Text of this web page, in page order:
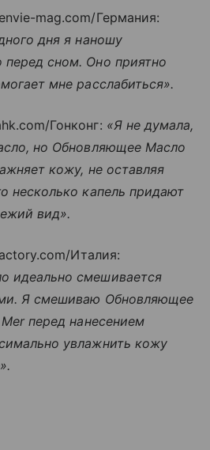
mag.com/Германия:
дня я наношу
сном. Оно приятно
мне расслабиться».
Гонконг: «Я не думала,
но Обновляющее Масло
кожу, не оставляя
несколько капель придают
вид».
Италия:
идеально смешивается
Я смешиваю Обновляющее
перед нанесением
увлажнить кожу